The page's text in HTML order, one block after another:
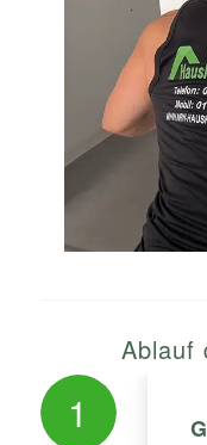
Ablauf
1